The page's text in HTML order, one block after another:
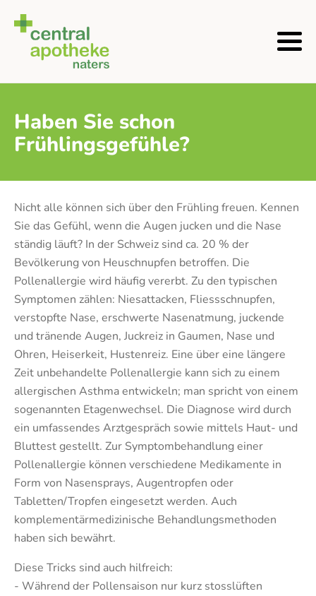
Haben Sie schon
Frühlingsgefühle?
Nicht alle können sich über den Frühling freuen. Kennen
Sie das Gefühl, wenn die Augen jucken und die Nase
ständig läuft? In der Schweiz sind ca. 20 % der
Bevölkerung von Heuschnupfen betroffen. Die
Pollenallergie wird häufig vererbt. Zu den typischen
Symptomen zählen: Niesattacken, Fliessschnupfen,
verstopfte Nase, erschwerte Nasenatmung, juckende
und tränende Augen, Juckreiz in Gaumen, Nase und
Ohren, Heiserkeit, Hustenreiz. Eine über eine längere
Zeit unbehandelte Pollenallergie kann sich zu einem
allergischen Asthma entwickeln; man spricht von einem
sogenannten Etagenwechsel. Die Diagnose wird durch
ein umfassendes Arztgespräch sowie mittels Haut- und
Bluttest gestellt. Zur Symptombehandlung einer
Pollenallergie können verschiedene Medikamente in
Form von Nasensprays, Augentropfen oder
Tabletten/Tropfen eingesetzt werden. Auch
komplementärmedizinische Behandlungsmethoden
haben sich bewährt.
Diese Tricks sind auch hilfreich:
- Während der Pollensaison nur kurz stosslüften